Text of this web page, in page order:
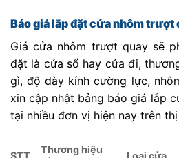
Báo giá lắp đặt cửa nhôm trượt
Giá cửa nhôm trượt quay sẽ
đặt là cửa sổ hay cửa đi,
gì, độ dày kính cường lực,
xin cập nhật bảng báo giá lắp
tại nhiều đơn vị hiện nay trên
Thương hiệu